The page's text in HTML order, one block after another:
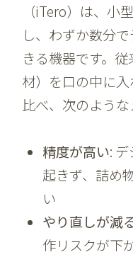
（iTero）は、小
し、わずか数分
きる機器です。
材）を口の中に
比べ、次のような
精度が高い:
起きず、詰め
い
やり直しが減
作リスクが下